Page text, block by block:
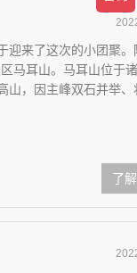
迎来了这次的小团聚。
马耳山。马耳山位于
山，因主峰双石并举、
了